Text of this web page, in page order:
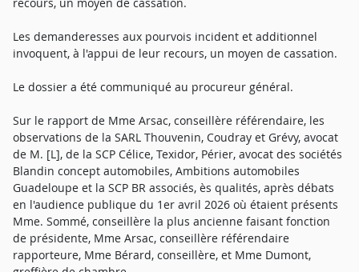
Les demanderesses aux pourvois incident et additionnel
invoquent, à l'appui de leur recours, un moyen de cassation.
Le dossier a été communiqué au procureur général.
Sur le rapport de Mme Arsac, conseillère référendaire, les
observations de la SARL Thouvenin, Coudray et Grévy, avocat
de M. [L], de la SCP Célice, Texidor, Périer, avocat des sociétés
Blandin concept automobiles, Ambitions automobiles
Guadeloupe et la SCP BR associés, ès qualités, après débats
en l'audience publique du 1er avril 2026 où étaient présents
Mme. Sommé, conseillère la plus ancienne faisant fonction
de présidente, Mme Arsac, conseillère référendaire
rapporteure, Mme Bérard, conseillère, et Mme Dumont,